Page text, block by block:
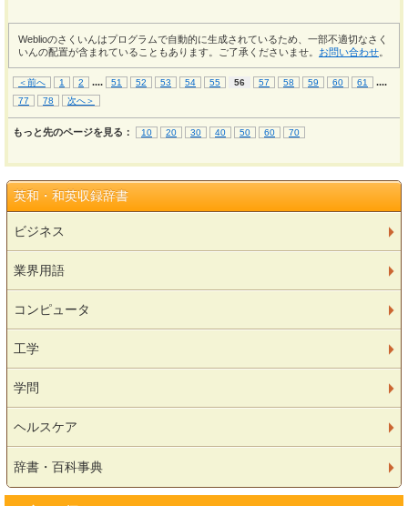
Weblioのさくいんはプログラムで自動的に生成されているため、一部不適切なさく
いんの配置が含まれていることもあります。ご了承くださいませ。 お問い合わせ
＜前へ 1 2 .... 51 52 53 54 55 56 57 58 59 60 61 ....
77 78 次へ＞
もっと先のページを見る： 10 20 30 40 50 60 70
英和・和英収録辞書
ビジネス
業界用語
コンピュータ
工学
学問
ヘルスケア
辞書・百科事典